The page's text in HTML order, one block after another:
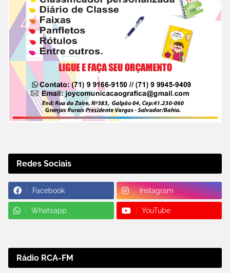
Redes Sociais
Facebook Instagram
Whatsapp YouTube
Rádio RCA-FM